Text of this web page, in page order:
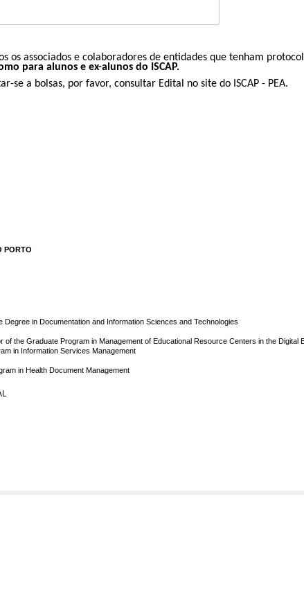
os associados e colaboradores de entidades que tenham
para alunos e ex-alunos do ISCAP.
se a bolsas, por favor, consultar Edital no site do ISCAP - PEA.
PORTO
Degree in Documentation and Information Sciences and Technologies
of the Graduate Program in Management of Educational Resource Centers in the Digital
in Information Services Management
in Health Document Management